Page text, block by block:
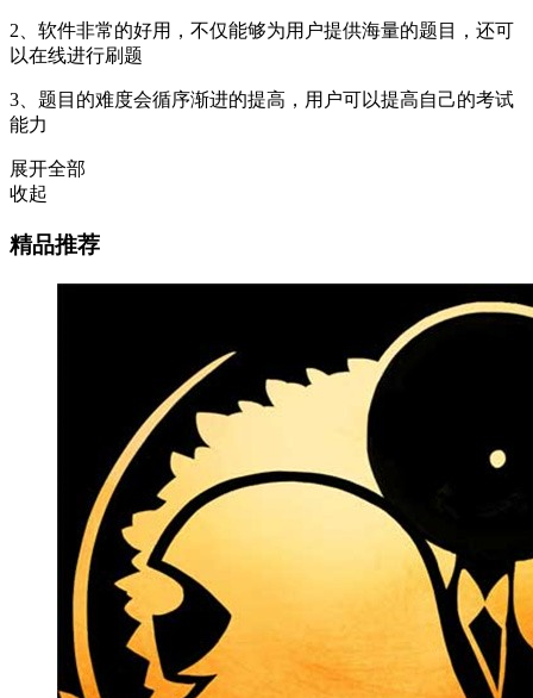
2、软件非常的好用，不仅能够为用户提供海量的题目，还可
以在线进行刷题
3、题目的难度会循序渐进的提高，用户可以提高自己的考试
能力
展开全部
收起
精品推荐